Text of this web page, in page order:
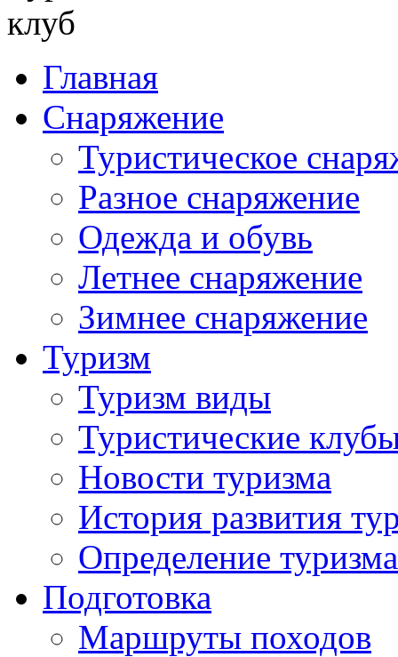
Главная
Снаряжение
Туристическое
Разное снаряжение
Одежда и обувь
Летнее снаряжение
Зимнее снаряжение
Туризм
Туризм виды
Туристические
Новости туризма
История развития
Определение туризма
Подготовка
Маршруты походов